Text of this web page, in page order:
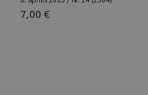
7,00 €